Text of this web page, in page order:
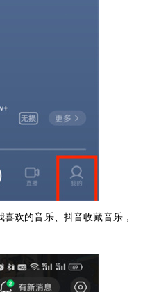
欢的音乐、抖音收藏音乐，